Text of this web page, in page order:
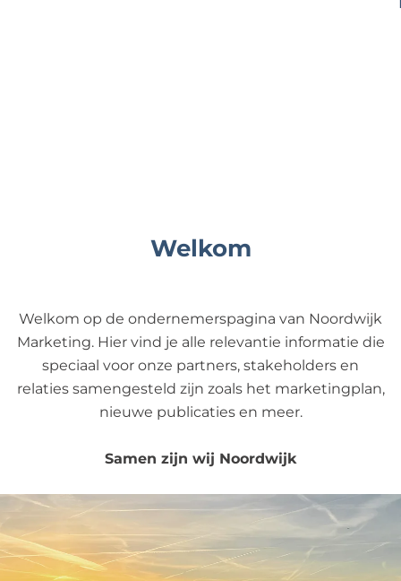
Welkom
Welkom op de ondernemerspagina van Noordwijk
Marketing. Hier vind je alle relevantie informatie die
speciaal voor onze partners, stakeholders en
relaties samengesteld zijn zoals het marketingplan,
nieuwe publicaties en meer.
Samen zijn wij Noordwijk